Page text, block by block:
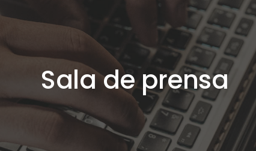
Sala de prensa